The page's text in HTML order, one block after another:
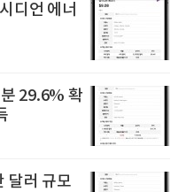
디언 에너
29.6% 확
달러 규모